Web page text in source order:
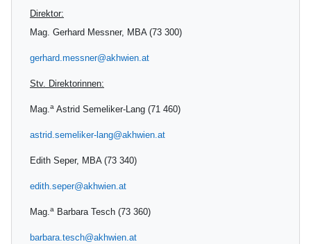
Direktor:
Mag. Gerhard Messner, MBA (73 300)
gerhard.messner@akhwien.at
Stv. Direktorinnen:
Mag. a Astrid Semeliker-Lang (71 460)
astrid.semeliker-lang@akhwien.at
Edith Seper, MBA (73 340)
edith.seper@akhwien.at
Mag. a Barbara Tesch (73 360)
barbara.tesch@akhwien.at